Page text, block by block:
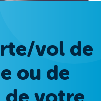
vol de
ou de